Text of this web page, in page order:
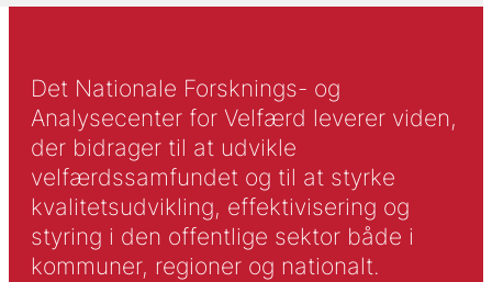
Det Nationale Forsknings- og
Analysecenter for Velfærd leverer viden,
der bidrager til at udvikle
velfærdssamfundet og til at styrke
kvalitetsudvikling, effektivisering og
styring i den offentlige sektor både i
kommuner, regioner og nationalt.